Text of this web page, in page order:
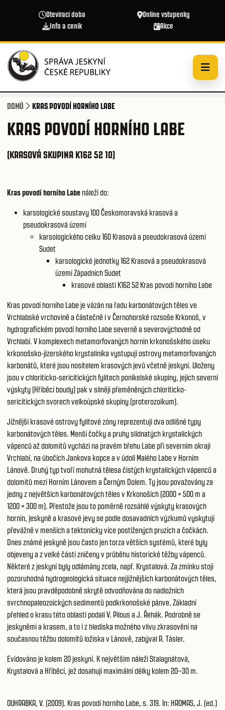
Otevírací doba
Online vstupenky
Info a ceník
Akce
DOMŮ KRAS POVODÍ HORNÍHO LABE
KRAS POVODÍ HORNÍHO LABE
(KRASOVÁ SKUPINA K162 52 10)
Kras povodí horního Labe náleží do:
karsologické soustavy 100Českomoravská krasová a
pseudokrasová území
karsologického celku 160 Krasová a pseudokrasová území
Sudet
karsologické jednotky 162 Krasová a pseudokrasová
území Západních Sudet
krasové oblasti K162 52 Kras povodí horního Labe
Kras povodí horního Labe je vázán na řadu karbonátových těles ve
Vrchlabské vrchovině a částečně i v Černohorské rozsoše Krkonoš, v
hydrografickém povodí horního Labe severně a severovýchodně od
Vrchlabí. V komplexech metamorfovaných hornin krkonošského úseku
krkonošsko-jizerského krystalinika vystupují ostrovy metamorfovaných
karbonátů, které jsou nositelem krasových jevů včetně jeskyní. Uloženy
jsou v chloriticko-sericitických fylitech ponikelské skupiny, jejich severní
výskyty (Hříběcí boudy) pak v silněji přeměněných chloriticko-
sericitických svorech velkoúpské skupiny (proterozoikum).
Jižnější krasové ostrovy fylitové zóny reprezentují dva odlišné typy
karbonátových těles. Menší čočky a pruhy slídnatých krystalických
vápenců až dolomitů vychází na pravém břehu Labe při severním okraji
Vrchlabí, na úbočích Jankova kopce a v údolí Malého Labe v Horním
Lánově. Druhý typ tvoří mohutná tělesa čistých krystalických vápenců a
dolomitů mezi Horním Lánovem a Černým Dolem. Ty jsou považovány za
jedny z největších karbonátových těles v Krkonoších (2000 × 500 m a
1200 × 300 m). Přestože jsou to poměrně rozsáhlé výskyty krasových
hornin, jeskyně a krasové jevy se podle dosavadních výzkumů vyskytují
převážně v menších a tektonicky více postižených pruzích a čočkách.
Dnes známé jeskyně jsou často jen torza větších systémů, které byly
objeveny a z velké části zničeny v průběhu historické těžby vápenců.
Některé z jeskyní byly odlámány zcela, např. Krystalová. Za zmínku stojí
pozoruhodná hydrogeologická situace nejjižnějších karbonátových těles,
která jsou pravděpodobně skrytě odvodňována do nadložních
svrchnopaleozoických sedimentů podkrkonošské pánve. Základní
přehled o krasu této oblasti podali V. Pilous a J. Řehák. Podrobně se
jeskyněmi a krasem, a to i z hlediska možného vlivu zkrasovění na
současnou těžbu dolomitů ložiska v Lánově, zabýval R. Tásler.
Evidováno je kolem 20 jeskyní. K největším náleží Stalagnátová,
Krystalová a Hříběcí, jež dosahují maximální délky kolem 20–30 m.
OUHRABKA, V. (2009). Kras povodí horního Labe, s. 319. In: HROMAS, J. (ed.)